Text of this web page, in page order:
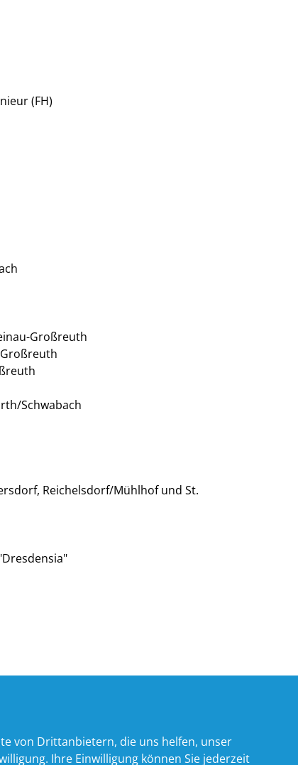
(FH)
Großreuth
Schwabach
Reichelsdorf/Mühlhof und St.
von Drittanbietern, die uns helfen, unser
Ihre Einwilligung können Sie jederzeit